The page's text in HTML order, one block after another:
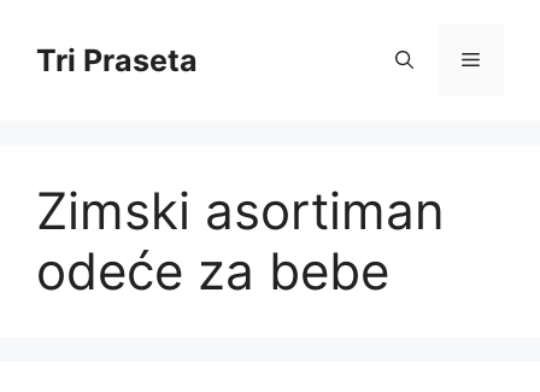
contentTri Praseta Menu
Zimski asortiman
odeće za bebe